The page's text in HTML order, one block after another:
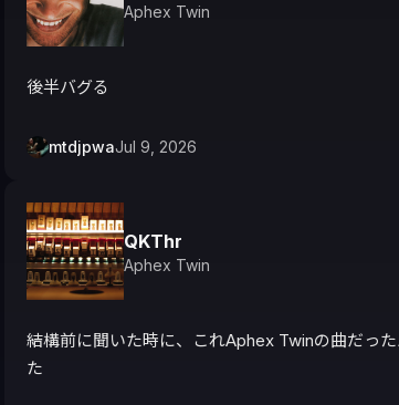
Aphex Twin
後半バグる
mtdjpwaJul 9, 2026
QKThr
Aphex Twin
結構前に聞いた時に、これAphex Twinの曲だっ
た